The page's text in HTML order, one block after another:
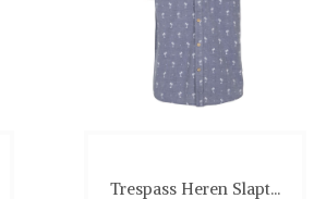
Trespass Heren Slapt...